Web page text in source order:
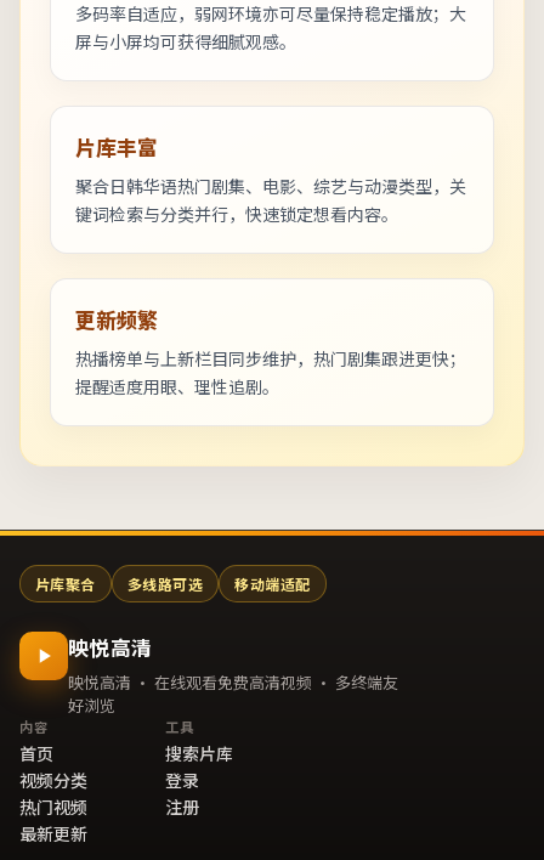
多码率自适应，弱网环境亦可尽量保持稳定播放；大
屏与小屏均可获得细腻观感。
片库丰富
聚合日韩华语热门剧集、电影、综艺与动漫类型，关
键词检索与分类并行，快速锁定想看内容。
更新频繁
热播榜单与上新栏目同步维护，热门剧集跟进更快；
提醒适度用眼、理性追剧。
片库聚合 多线路可选 移动端适配
映悦高清
映悦高清 · 在线观看免费高清视频 · 多终端友
好浏览
内容
首页
视频分类
热门视频
最新更新
工具
搜索片库
登录
注册